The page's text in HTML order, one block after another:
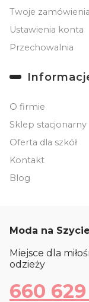
Twoje zamówienia
Ustawienia konta
Przechowalnia
O firmie
Sklep stacjonarny
Oferta dla szkół
Kontakt
Blog
Moda na Szycie
Miejsce dla
odzieży
660